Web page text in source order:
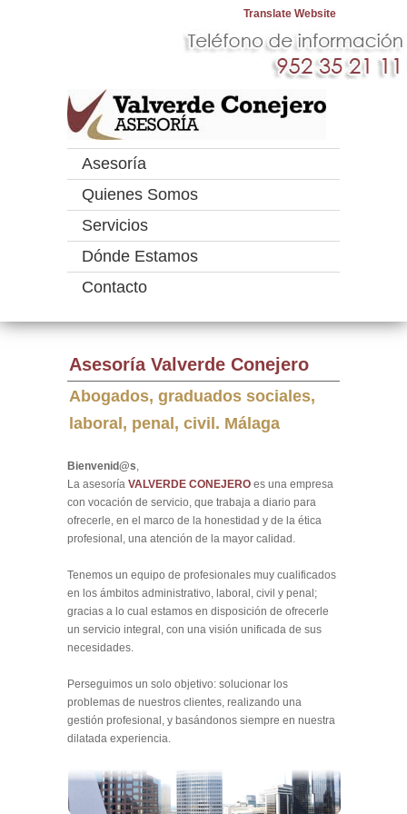
Translate Website
Asesoría
Quienes Somos
Servicios
Dónde Estamos
Contacto
Asesoría Valverde Conejero
Abogados, graduados sociales,
laboral, penal, civil. Málaga
Bienvenid@s,
La asesoría VALVERDE CONEJERO es una empresa
con vocación de servicio, que trabaja a diario para
ofrecerle, en el marco de la honestidad y de la ética
profesional, una atención de la mayor calidad.
Tenemos un equipo de profesionales muy cualificados
en los ámbitos administrativo, laboral, civil y penal;
gracias a lo cual estamos en disposición de ofrecerle
un servicio integral, con una visión unificada de sus
necesidades.
Perseguimos un solo objetivo: solucionar los
problemas de nuestros clientes, realizando una
gestión profesional, y basándonos siempre en nuestra
dilatada experiencia.